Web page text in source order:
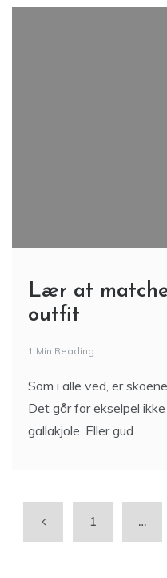
Lær at
outfit
1 Min Reading
Som i alle ved, er
Det går for ekselpel
gallakjole. Eller gud
1 …